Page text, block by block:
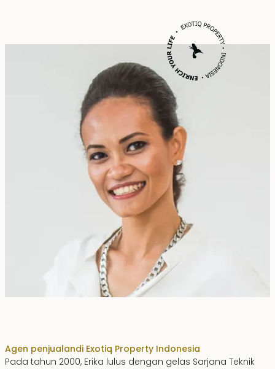
Agen penjualandi Exotiq Property Indonesia
Pada tahun 2000, Erika lulus dengan gelas Sarjana Teknik